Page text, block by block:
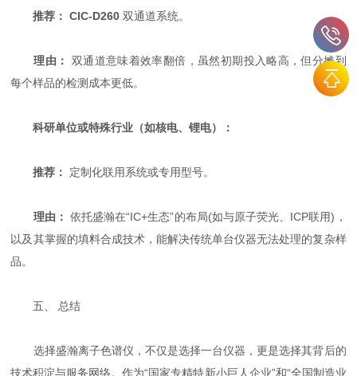
推荐： ​CIC-D260 ​ 双通道系统。
理由：
​ 双通道意味着效率翻倍，虽然初期投入略高，但分摊到
每个样品的检测成本更低。
科研单位或特殊行业（如核电、锂电）：
推荐： ​ 定制化联用系统或专用型号。
理由： ​ 依托盛瀚在“IC+生态”的布局(如与原子荧光、ICP联用)，
以及其掌握的填料合成技术，能解决传统单台仪器无法处理的复杂样
品。
五、 总结
选择盛瀚离子色谱仪，不仅是选择一台仪器，更是选择其背后的
技术积淀与服务网络。作为“国家专精特新小巨人企业”和“全国制造业